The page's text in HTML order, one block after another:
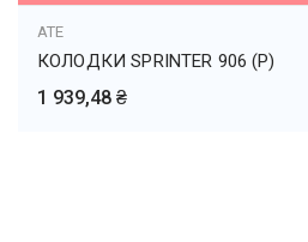
ATE
КОЛОДКИ SPRINTER 906 (P)
1 939,48 ₴